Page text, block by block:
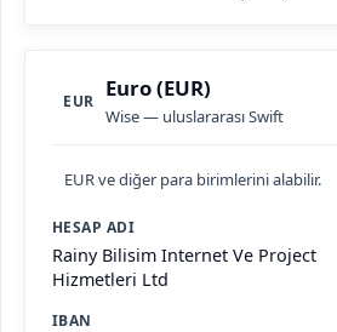
EUR Euro (EUR)
Wise — uluslararası Swift
EUR ve diğer para birimlerini alabilir.
HESAP ADI
Rainy Bilisim Internet Ve Project
Hizmetleri Ltd
IBAN